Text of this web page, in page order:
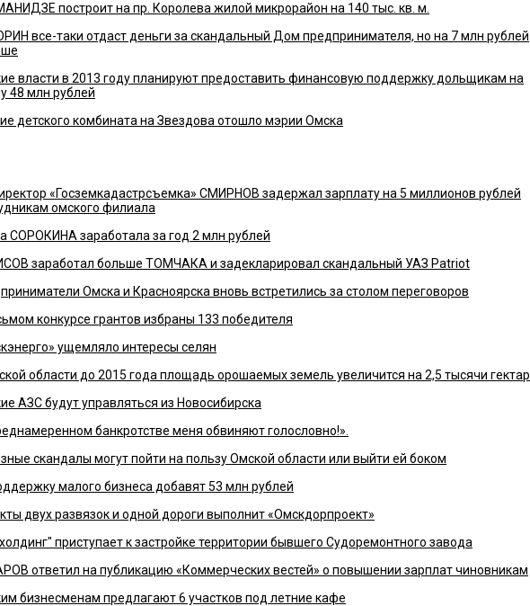
построит на пр. Королева жилой микрорайон на 140 тыс. кв. м.
все-таки отдаст деньги за скандальный Дом предпринимателя, но на 7 млн рублей
власти в 2013 году планируют предоставить финансовую поддержку дольщикам на
48 млн рублей
детского комбината на Звездова отошло мэрии Омска
«Госземкадастрсъемка» СМИРНОВ задержал зарплату на 5 миллионов рублей
омского филиала
СОРОКИНА заработала за год 2 млн рублей
заработал больше ТОМЧАКА и задекларировал скандальный УАЗ Patriot
Омска и Красноярска вновь встретились за столом переговоров
конкурсе грантов избраны 133 победителя
ущемляло интересы селян
области до 2015 года площадь орошаемых земель увеличится на 2,5 тысячи гектар
АЗС будут управляться из Новосибирска
банкротстве меня обвиняют голословно!».
скандалы могут пойти на пользу Омской области или выйти ей боком
малого бизнеса добавят 53 млн рублей
двух развязок и одной дороги выполнит «Омскдорпроект»
приступает к застройке территории бывшего Судоремонтного завода
ответил на публикацию «Коммерческих вестей» о повышении зарплат чиновникам
бизнесменам предлагают 6 участков под летние кафе